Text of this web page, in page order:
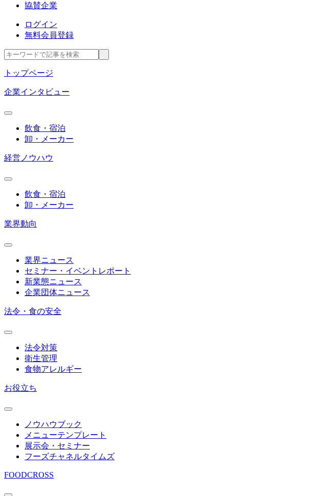
協賛企業
ログイン
無料会員登録
トップページ
企業インタビュー
飲食・宿泊
卸・メーカー
経営ノウハウ
飲食・宿泊
卸・メーカー
業界動向
業界ニュース
セミナー・イベントレポート
新業態ニュース
企業団体ニュース
法令・食の安全
法令対策
衛生管理
食物アレルギー
お役立ち
ノウハウブック
メニューテンプレート
展示会・セミナー
フーズチャネルタイムズ
FOODCROSS